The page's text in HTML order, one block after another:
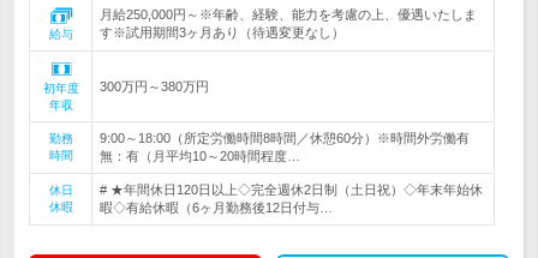
給与
月給250,000円～※年齢、経験、能力を考慮の上、優遇いたしま
す※試用期間3ヶ月あり（待遇変更なし）
初年度
年収
300万円～380万円
勤務
時間
9:00～18:00（所定労働時間8時間／休憩60分）※時間外労働有
無：有（月平均10～20時間程度…
休日
休暇
# ★年間休日120日以上◇完全週休2日制（土日祝）◇年末年始休
暇◇有給休暇（6ヶ月勤務後12日付与…